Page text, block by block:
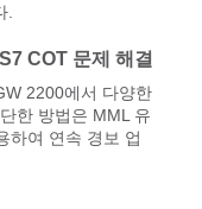
.
COT 문제 해결
2200에서 다양한
한 방법은 MML 유
하여 연속 경보 업